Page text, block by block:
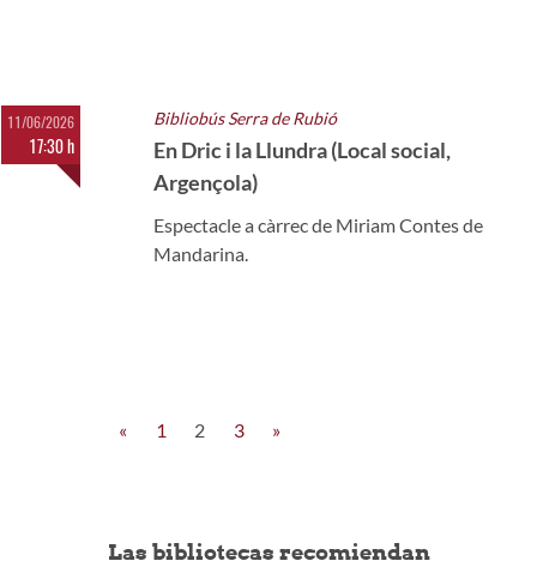
11/06/2026
17:30 h
Bibliobús Serra de Rubió
En Dric i la Llundra (Local social,
Argençola)
Espectacle a càrrec de Miriam Contes de
Mandarina.
« 1 2 3 »
Las bibliotecas recomiendan